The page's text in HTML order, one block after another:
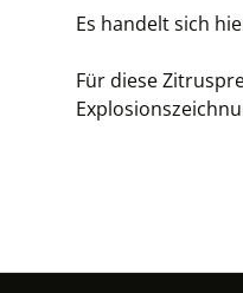
Es handelt sich
Für diese